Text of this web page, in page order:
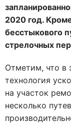
2020 год.
бесстыкового
стрелочных
Отметим, что в
технология
на участок
несколько